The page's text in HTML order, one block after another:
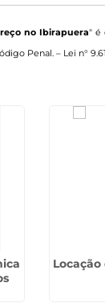
no Ibirapuera" é
Penal. – Lei n°